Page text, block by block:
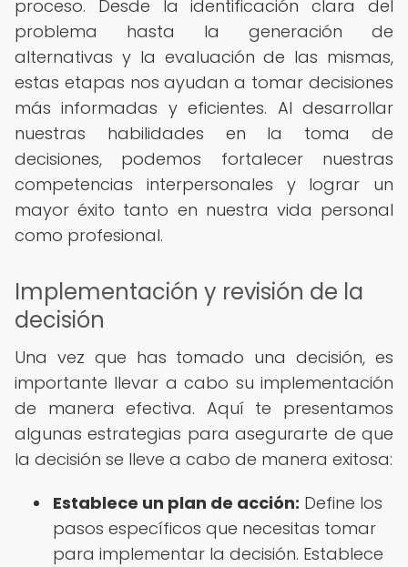
proceso. Desde la identificación clara del
problema hasta la generación de
alternativas y la evaluación de las mismas,
estas etapas nos ayudan a tomar decisiones
más informadas y eficientes. Al desarrollar
nuestras habilidades en la toma de
decisiones, podemos fortalecer nuestras
competencias interpersonales y lograr un
mayor éxito tanto en nuestra vida personal
como profesional.
Implementación y revisión de la
decisión
Una vez que has tomado una decisión, es
importante llevar a cabo su implementación
de manera efectiva. Aquí te presentamos
algunas estrategias para asegurarte de que
la decisión se lleve a cabo de manera exitosa:
Establece un plan de acción: Define los
pasos específicos que necesitas tomar
para implementar la decisión. Establece